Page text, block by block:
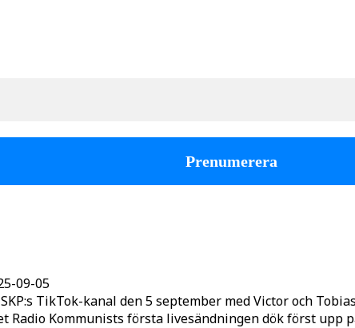
09-05
TikTok-kanal den 5 september med Victor och
Radio Kommunists första livesändningen dök först upp